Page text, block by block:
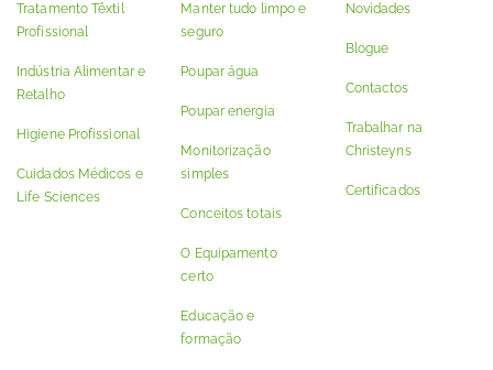
Tratamento Têxtil
Profissional
Indústria Alimentar e
Retalho
Higiene Profissional
Cuidados Médicos e
Life Sciences
Manter tudo limpo e
seguro
Poupar água
Poupar energia
Monitorização
simples
Conceitos totais
O Equipamento
certo
Educação e
formação
Novidades
Blogue
Contactos
Trabalhar na
Christeyns
Certificados